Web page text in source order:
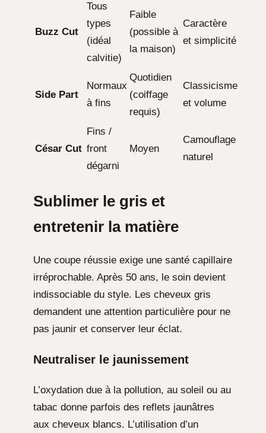
Buzz Cut
Tous
types
(idéal
calvitie)
Faible
(possible à
la maison)
Caractère
et simplicité
Side Part
Normaux
à fins
Quotidien
(coiffage
requis)
Classicisme
et volume
César Cut
Fins /
front
dégarni
Moyen
Camouflage
naturel
Sublimer le gris et
entretenir la matière
Une coupe réussie exige une santé capillaire
irréprochable. Après 50 ans, le soin devient
indissociable du style. Les cheveux gris
demandent une attention particulière pour ne
pas jaunir et conserver leur éclat.
Neutraliser le jaunissement
L’oxydation due à la pollution, au soleil ou au
tabac donne parfois des reflets jaunâtres
aux cheveux blancs. L’utilisation d’un